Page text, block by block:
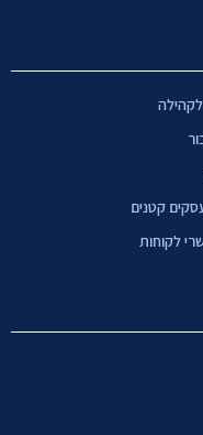
קטנים
לקוחות